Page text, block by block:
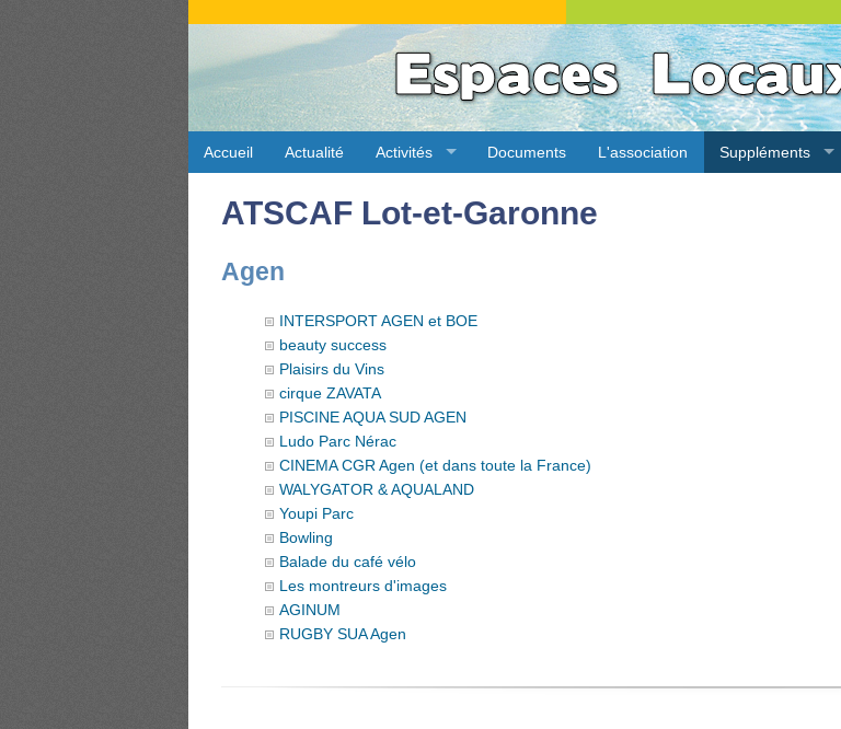
Accueil Actualité Activités Documents L'association Suppléments
ATSCAF Lot-et-Garonne
Agen
INTERSPORT AGEN et BOE
beauty success
Plaisirs du Vins
cirque ZAVATA
PISCINE AQUA SUD AGEN
Ludo Parc Nérac
CINEMA CGR Agen (et dans toute la France)
WALYGATOR & AQUALAND
Youpi Parc
Bowling
Balade du café vélo
Les montreurs d'images
AGINUM
RUGBY SUA Agen